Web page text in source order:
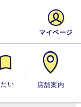
い 店舗案内
マイページ